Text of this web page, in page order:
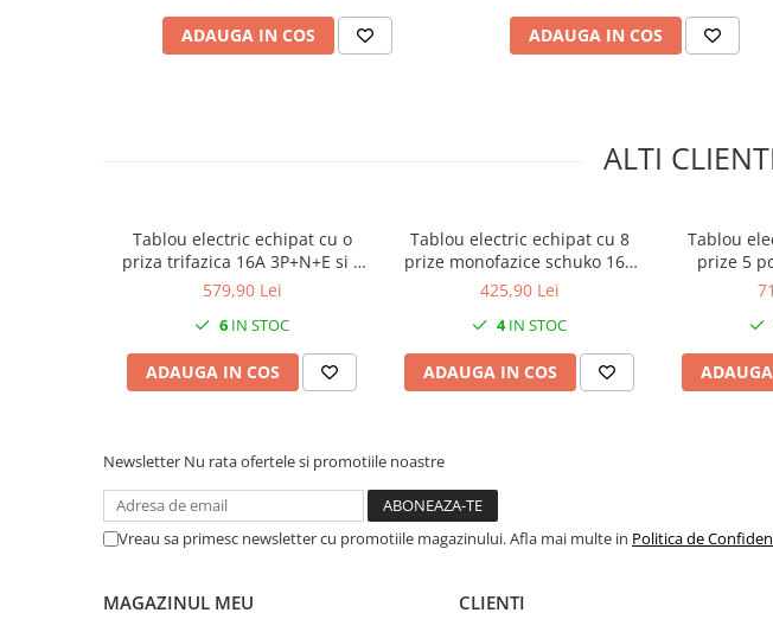
ADAUGA IN COS ADAUGA IN COS
ALTI
Tablou electric echipat cu o
priza trifazica 16A 3P+N+E si 2
prize monofazice schuko 16A
SCHNEIDER, organizare de
santier, distributie IP44
579,90 Lei
6 IN STOC
ADAUGA IN COS
Tablou electric echipat cu 8
prize monofazice schuko 16A
panou organizare de santier cu
425,90 Lei
4IN STOC
ADAUGA IN COS
Tablou
prize 5
monofazice
Newsletter Nu rata ofertele si promotiile noastre
Vreau sa primesc newsletter cu promotiile magazinului. Afla mai multe in Politica de
MAGAZINUL MEU CLIENTI